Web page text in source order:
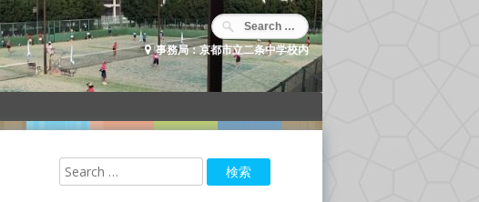
事務局：京都市立二条中学校内